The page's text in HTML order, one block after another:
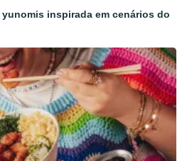
inspirada em cenários do